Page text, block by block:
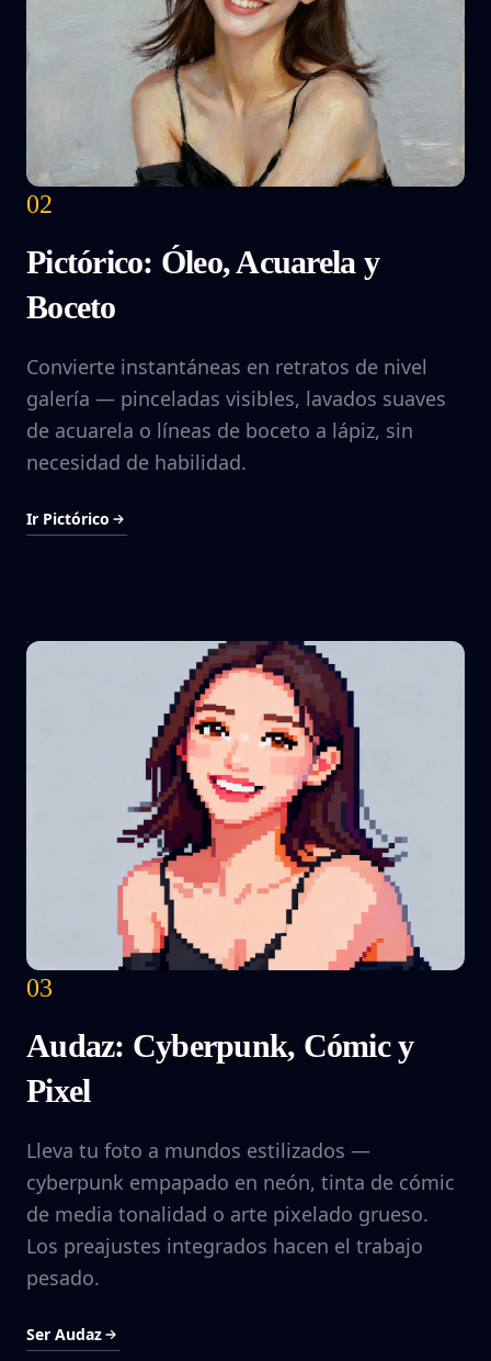
02
Pictórico: Óleo, Acuarela y
Boceto
Convierte instantáneas en retratos de nivel
galería — pinceladas visibles, lavados suaves
de acuarela o líneas de boceto a lápiz, sin
necesidad de habilidad.
Ir Pictórico
03
Audaz: Cyberpunk, Cómic y
Pixel
Lleva tu foto a mundos estilizados —
cyberpunk empapado en neón, tinta de cómic
de media tonalidad o arte pixelado grueso.
Los preajustes integrados hacen el trabajo
pesado.
Ser Audaz